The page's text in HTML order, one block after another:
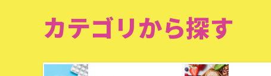
カテゴリから探す